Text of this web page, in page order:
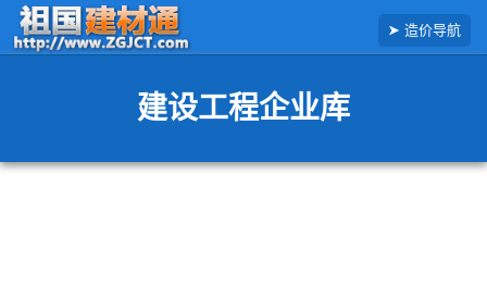
建设工程企业库
信
息
造价导航